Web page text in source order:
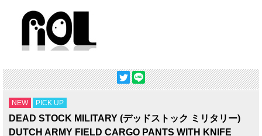
NEW PICK UP
DEAD STOCK MILITARY (デッドストック ミリタリー)
DUTCH ARMY FIELD CARGO PANTS WITH KNIFE